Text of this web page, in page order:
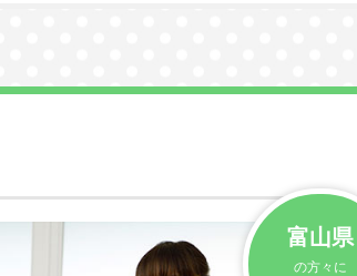
富山県
の方々に